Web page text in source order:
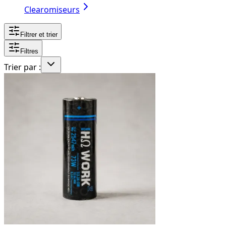
Clearomiseurs
Filtrer et trier
Filtres
Trier par :